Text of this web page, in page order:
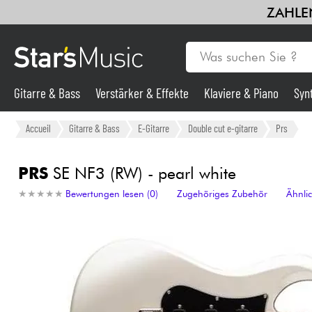
Gitarre & Bass
Synths & samplers
Violinen & Quartett
Gitarre & Bass Verstärker & Effekte Klaviere & Piano
Accueil Gitarre & Bass E-Gitarre Double cut e-gitarre Prs
PRSSE NF3 (RW) - pearl white
★ ★ ★ ★ ★
★ ★ ★ ★ ★ Bewertungen lesen (0) Zugehöriges Zubehör